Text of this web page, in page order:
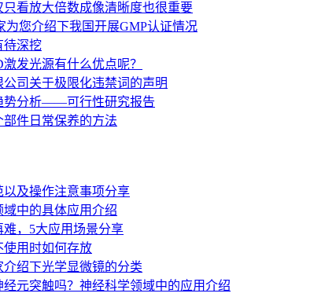
看放大倍数成像清晰度也很重要
为您介绍下我国开展GMP认证情况
待深挖
发光源有什么优点呢？
司关于极限化违禁词的声明
势分析——可行性研究报告
件日常保养的方法
及操作注意事项分享
中的具体应用介绍
，5大应用场景分享
用时如何存放
绍下光学显微镜的分类
元突触吗？神经科学领域中的应用介绍